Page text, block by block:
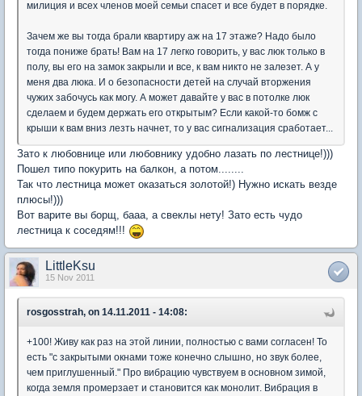
милиция и всех членов моей семьи спасет и все будет в порядке.
Зачем же вы тогда брали квартиру аж на 17 этаже? Надо было
тогда пониже брать! Вам на 17 легко говорить, у вас люк только в
полу, вы его на замок закрыли и все, к вам никто не залезет. А у
меня два люка. И о безопасности детей на случай вторжения
чужих забочусь как могу. А может давайте у вас в потолке люк
сделаем и будем держать его открытым? Если какой-то бомж с
крыши к вам вниз лезть начнет, то у вас сигнализация сработает...
Зато к любовнице или любовнику удобно лазать по лестнице!)))
Пошел типо покурить на балкон, а потом........
Так что лестница может оказаться золотой!) Нужно искать везде
плюсы!)))
Вот варите вы борщ, бааа, а свеклы нету! Зато есть чудо
лестница к соседям!!!
LittleKsu
15 Nov 2011
rosgosstrah, on 14.11.2011 - 14:08:
+100! Живу как раз на этой линии, полностью с вами согласен! То
есть "с закрытыми окнами тоже конечно слышно, но звук более,
чем приглушенный." Про вибрацию чувствуем в основном зимой,
когда земля промерзает и становится как монолит. Вибрация в